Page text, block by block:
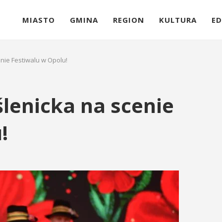
MIASTO GMINA REGION KULTURA
Festiwalu w Opolu!
na scenie